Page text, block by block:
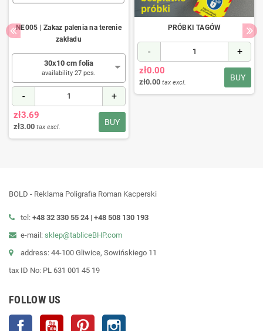
NE005 | Zakaz palenia na terenie
zakładu
30x10 cm folia
availability 27 pcs.
- +
BUY
zł3.69
zł3.00 tax excl.
PRÓBKI TAGÓW
- +
BUY
zł0.00
zł0.00 tax excl.
BOLD - Reklama Poligrafia Roman Kacperski
tel: +48 32 330 55 24 | +48 508 130 193
e-mail: sklep@tabliceBHP.com
address: 44-100 Gliwice, Sowińskiego 11
tax ID No: PL 631 001 45 19
FOLLOW US
Facebook YouTube Pinterest